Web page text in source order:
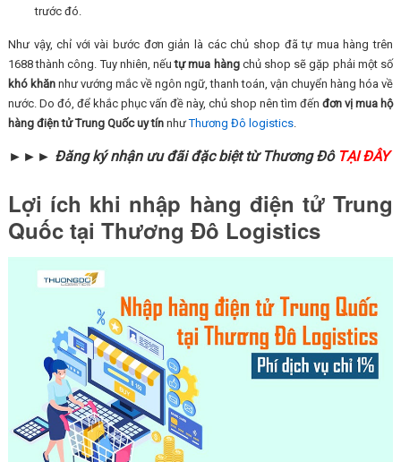
trước đó.
Như vậy, chỉ với vài bước đơn giản là các chủ shop đã tự mua hàng trên
1688 thành công. Tuy nhiên, nếu tự mua hàng chủ shop sẽ gặp phải một số
khó khănnhư vướng mắc về ngôn ngữ, thanh toán, vận chuyển hàng hóa về
nước. Do đó, để khắc phục vấn đề này, chủ shop nên tìm đếnđơn vị mua hộ
hàng điện tử Trung Quốc uy tín nhưThương Đô logistics.
►►► Đăng ký nhận ưu đãi đặc biệt từ Thương Đô TẠI ĐÂY
Lợi ích khi nhập hàng điện tử Trung
Quốc tại Thương Đô Logistics